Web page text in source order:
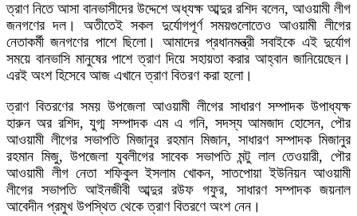
ত্রাণ নিতে আসা বানভাসীদের উদ্দেশে অধ্যক্ষ আব্দুর রশিদ বলেন, আওয়ামী লীগ
জনগণের দল। অতীতেই সকল দুর্যোগপূর্ণ সময়গুলোতেও আওয়ামী লীগের
নেতাকর্মী জনগণের পাশে ছিলো। আমাদের প্রধানমন্ত্রী সবাইকে এই দুর্যোগ
সময়ে বানভাসি মানুষের পাশে ত্রাণ দিয়ে সহায়তা করার আহ্বান জানিয়েছেন।
এরই অংশ হিসেবে আজ এখানে ত্রাণ বিতরণ করা হলো।
ত্রাণ বিতরণের সময় উপজেলা আওয়ামী লীগের সাধারণ সম্পাদক উপাধ্যক্ষ
হারুন অর রশিদ, যুগ্ম সম্পাদক এম এ গনি, সদস্য আমজাদ হোসেন, পৌর
আওয়ামী লীগের সভাপতি মিজানুর রহমান মিজান, সাধারণ সম্পাদক মিজানুর
রহমান মিজু, উপজেলা যুবলীগের সাবেক সভাপতি মন্টু লাল তেওয়ারী, পৌর
আওয়ামী লীগ নেতা শফিকুল ইসলাম খোকন, সাতপোয়া ইউনিয়ন আওয়ামী
লীগের সভাপতি আইনজীবী আব্দুর রউফ গফুর, সাধারণ সম্পাদক জয়নাল
আবেদীন প্রমুখ উপস্থিত থেকে ত্রাণ বিতরণে অংশ নেন।